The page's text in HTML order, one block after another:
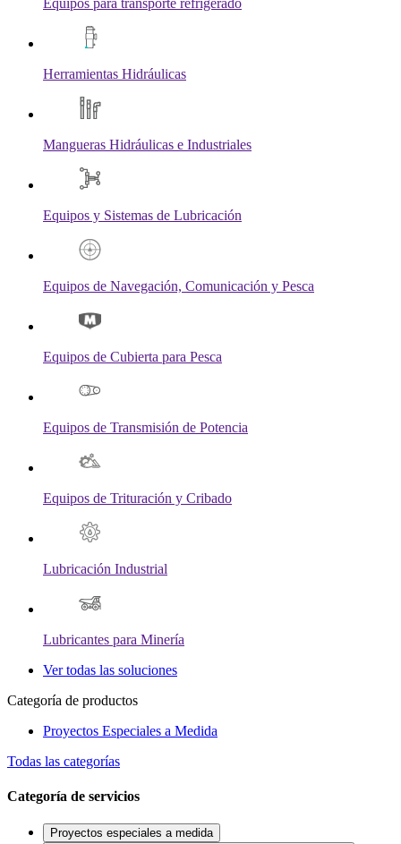
Herramientas Hidráulicas
Mangueras Hidráulicas e Industriales
Equipos y Sistemas de Lubricación
Equipos de Navegación, Comunicación y Pesca
Equipos de Cubierta para Pesca
Equipos de Transmisión de Potencia
Equipos de Trituración y Cribado
Lubricación Industrial
Lubricantes para Minería
Ver todas las soluciones
Categoría de productos
Proyectos Especiales a Medida
Todas las categorías
Categoría de servicios
Proyectos especiales a medida